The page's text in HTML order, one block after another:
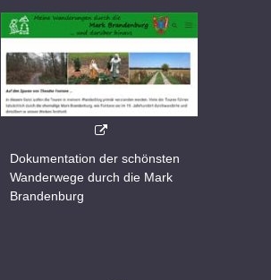
Dokumentation der schönsten
Wanderwege durch die Mark
Brandenburg